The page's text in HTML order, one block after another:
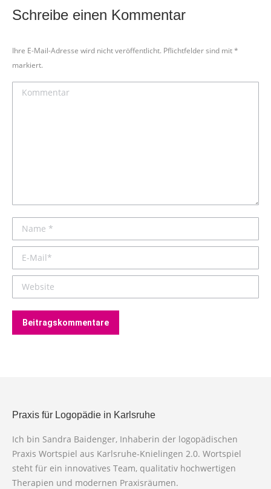
Schreibe einen Kommentar
Ihre E-Mail-Adresse wird nicht veröffentlicht. Pflichtfelder sind mit*
markiert.
Kommentar
Name *
E-Mail *
Website
Beitragskommentare
Praxis für Logopädie in Karlsruhe
Ich bin Sandra Baidenger, Inhaberin der logopädischen
Praxis Wortspiel aus Karlsruhe-Knielingen 2.0. Wortspiel
steht für ein innovatives Team, qualitativ hochwertigen
Therapien und modernen Praxisräumen.